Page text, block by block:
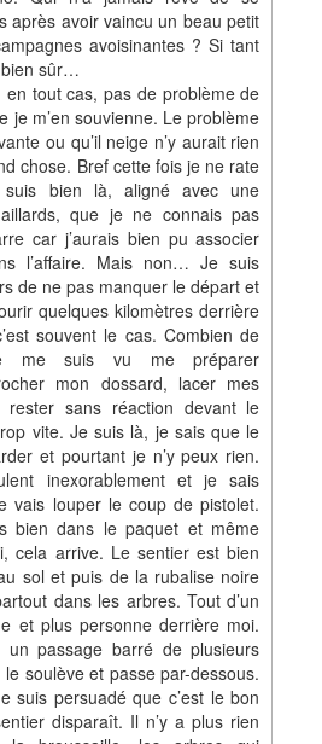
après avoir vaincu un beau petit
avoisinantes ? Si tant
bien sûr…
en tout cas, pas de problème de
je m’en souvienne. Le problème
ou qu’il neige n’y aurait rien
chose. Bref cette fois je ne rate
bien là, aligné avec une
que je ne connais pas
car j’aurais bien pu associer
l’affaire. Mais non… Je suis
de ne pas manquer le départ et
quelques kilomètres derrière
souvent le cas. Combien de
me suis vu me préparer
mon dossard, lacer mes
rester sans réaction devant le
vite. Je suis là, je sais que le
et pourtant je n’y peux rien.
inexorablement et je sais
vais louper le coup de pistolet.
bien dans le paquet et même
cela arrive. Le sentier est bien
sol et puis de la rubalise noire
dans les arbres. Tout d’un
et plus personne derrière moi.
passage barré de plusieurs
soulève et passe par-dessous.
suis persuadé que c’est le bon
disparaît. Il n’y a plus rien